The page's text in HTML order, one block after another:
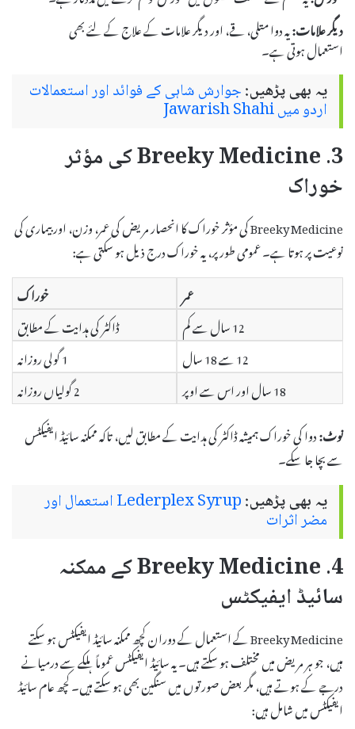
دیگر علامات:یہ دوا متلی، قے، اور دیگر علامات کے علاج کے لئے بھی
استعمال ہوتی ہے۔
یہ بھی پڑھیں:جوارش شاہی کے فوائد اور استعمالات
اردو میں Jawarish Shahi
3. Breeky Medicine کی مؤثر
خوراک
Breeky Medicine کی مؤثر خوراک کا انحصار مریض کی عمر، وزن، اور بیماری کی
نوعیت پر ہوتا ہے۔ عمومی طور پر، یہ خوراک درج ذیل ہو سکتی ہے:
عمر
خوراک
12 سال سے کم
ڈاکٹر کی ہدایت کے مطابق
12 سے 18 سال
1 گولی روزانہ
18 سال اور اس سے اوپر
2 گولیاں روزانہ
نوٹ:دوا کی خوراک ہمیشہ ڈاکٹر کی ہدایت کے مطابق لیں، تاکہ ممکنہ سائیڈ ایفیکٹس
سے بچا جا سکے۔
یہ بھی پڑھیں: Lederplex Syrup استعمال اور
مضر اثرات
4. Breeky Medicine کے ممکنہ
سائیڈ ایفیکٹس
Breeky Medicine کے استعمال کے دوران کچھ ممکنہ سائیڈ ایفیکٹس ہو سکتے
ہیں، جو ہر مریض میں مختلف ہو سکتے ہیں۔ یہ سائیڈ ایفیکٹس عموماً ہلکے سے درمیانے
درجے کے ہوتے ہیں، مگر بعض صورتوں میں سنگین بھی ہو سکتے ہیں۔ کچھ عام سائیڈ
ایفیکٹس میں شامل ہیں: